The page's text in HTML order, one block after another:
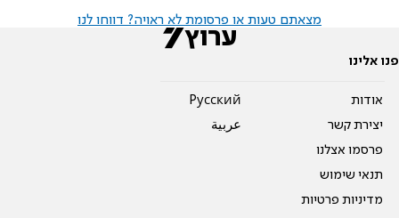
מצאתם טעות או פרסומת לא ראויה? דווחו לנו
פנו אלינו
אודות
יצירת קשר
פרסמו אצלנו
תנאי שימוש
מדיניות פרטיות
Pусский
عربية